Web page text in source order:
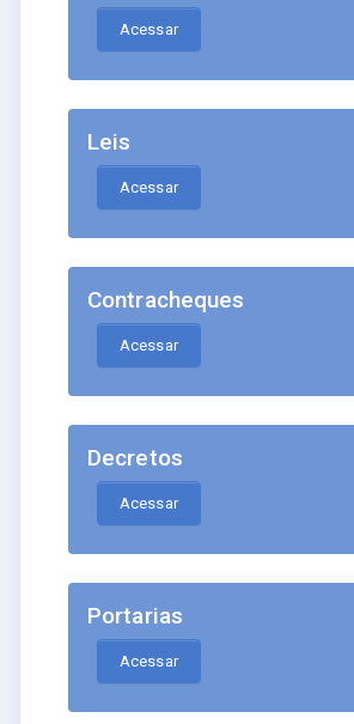
Acessar
Leis
Acessar
Contracheques
Acessar
Decretos
Acessar
Portarias
Acessar